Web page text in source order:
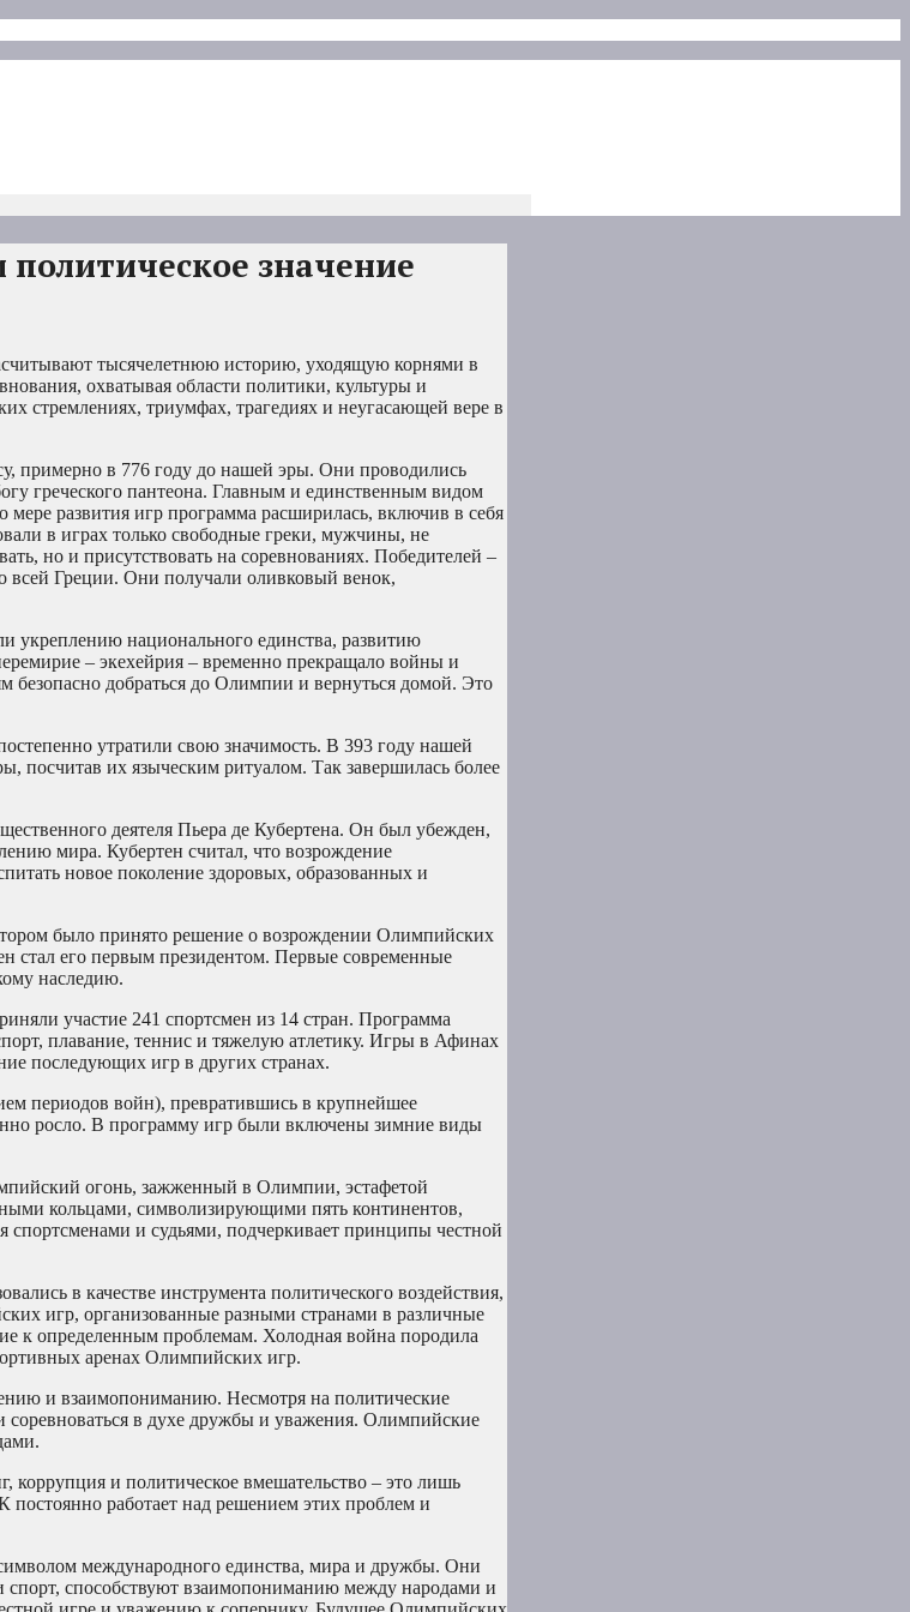
значение
тысячелетнюю историю, уходящую корнями в
охватывая области политики, культуры и
стремлениях, триумфах, трагедиях и неугасающей вере в
примерно в 776 году до нашей эры. Они проводились
греческого пантеона. Главным и единственным видом
развития игр программа расширилась, включив в себя
в играх только свободные греки, мужчины, не
но и присутствовать на соревнованиях. Победителей –
всей Греции. Они получали оливковый венок,
укреплению национального единства, развитию
– экехейрия – временно прекращало войны и
безопасно добраться до Олимпии и вернуться домой. Это
утратили свою значимость. В 393 году нашей
посчитав их языческим ритуалом. Так завершилась более
деятеля Пьера де Кубертена. Он был убежден,
мира. Кубертен считал, что возрождение
новое поколение здоровых, образованных и
было принято решение о возрождении Олимпийских
его первым президентом. Первые современные
наследию.
участие 241 спортсмен из 14 стран. Программа
плавание, теннис и тяжелую атлетику. Игры в Афинах
последующих игр в других странах.
периодов войн), превратившись в крупнейшее
росло. В программу игр были включены зимние виды
огонь, зажженный в Олимпии, эстафетой
кольцами, символизирующими пять континентов,
и судьями, подчеркивает принципы честной
в качестве инструмента политического воздействия,
игр, организованные разными странами в различные
к определенным проблемам. Холодная война породила
аренах Олимпийских игр.
и взаимопониманию. Несмотря на политические
соревноваться в духе дружбы и уважения. Олимпийские
и политическое вмешательство – это лишь
работает над решением этих проблем и
международного единства, мира и дружбы. Они
способствуют взаимопониманию между народами и